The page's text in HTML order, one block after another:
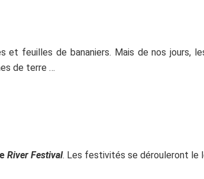
et feuilles de bananiers. Mais de nos jours,
de terre …
le River Festival. Les festivités se dérouleront le